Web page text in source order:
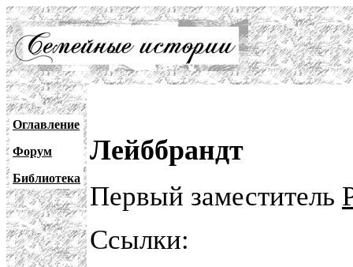
Оглавление
Форум
Библиотека
Лейббрандт
Первый заместитель
Ссылки: